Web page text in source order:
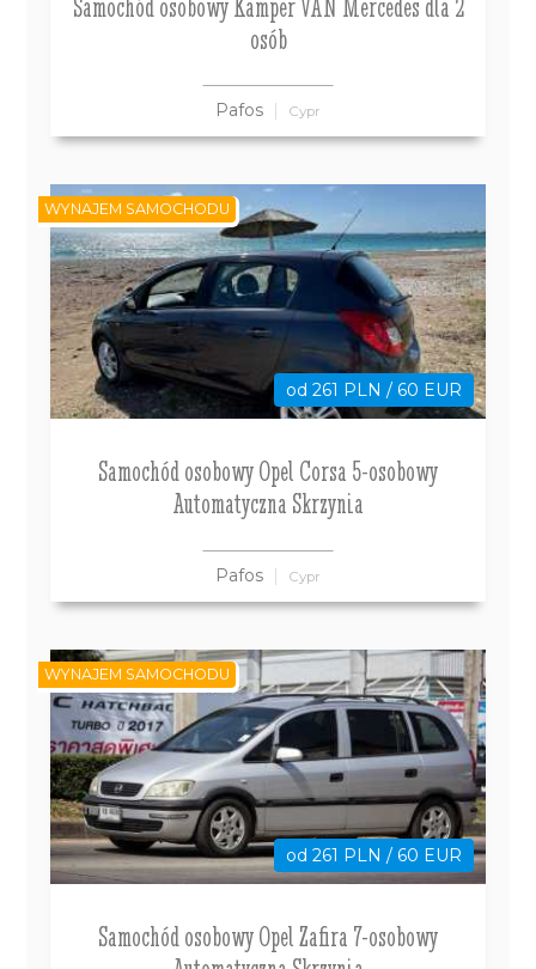
osób
Pafos Cypr
od 261 PLN / 60 EUR
Samochód osobowy Opel Corsa 5-osobowy
Automatyczna Skrzynia
Pafos Cypr
WYNAJEM SAMOCHODU
od 261 PLN / 60 EUR
Samochód osobowy Opel Zafira 7-osobowy
WYNAJEM SAMOCHODU